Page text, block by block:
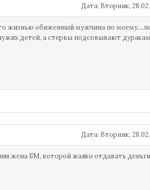
Дата: Вторник,
жизнью обиженный мужчина по
детей, а стервы подсовывают
Дата: Вторник,
жена БМ, которой жалко отдавать